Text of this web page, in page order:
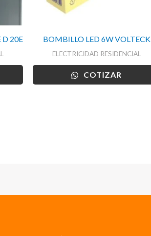
D 20E BOMBILLO LED 6W VOLTECK
ELECTRICIDAD RESIDENCIAL
COTIZAR